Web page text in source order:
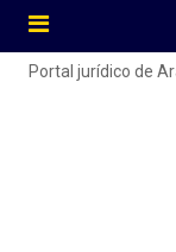
Portal jurídico de